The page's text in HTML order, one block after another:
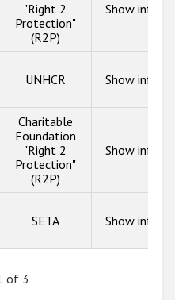
"Right 2
Protection"
(R2P)
Show info
UNHCR Show info
Charitable
Foundation
"Right 2
Protection"
(R2P)
Show info
SETA Show info
of 3